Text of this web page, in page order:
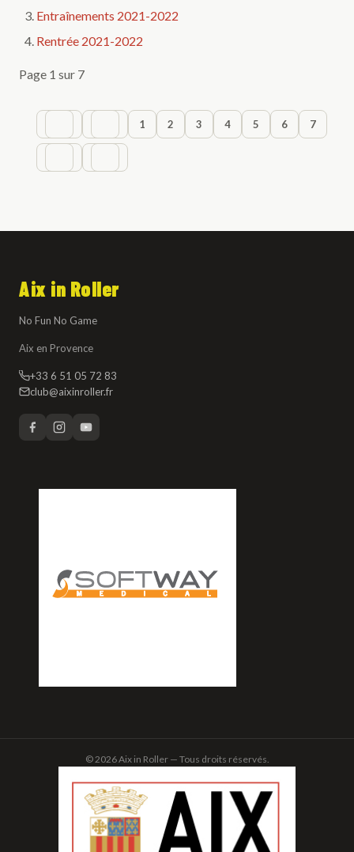
Entraînements 2021-2022
Rentrée 2021-2022
Page 1 sur 7
1 2 3 4 5 6 7
Aix in Roller
No Fun No Game
Aix en Provence
+33 6 51 05 72 83
club@aixinroller.fr
© 2026 Aix in Roller — Tous droits réservés.